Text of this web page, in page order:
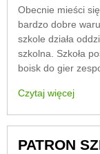
Obecnie mieści
bardzo dobre
szkole działa
szkolna. Szkoła
boisk do gier
Czytaj więcej
PATRON